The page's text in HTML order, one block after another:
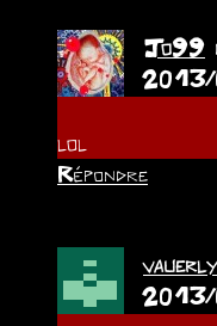
Jo99
lol
Répondre
vauerly